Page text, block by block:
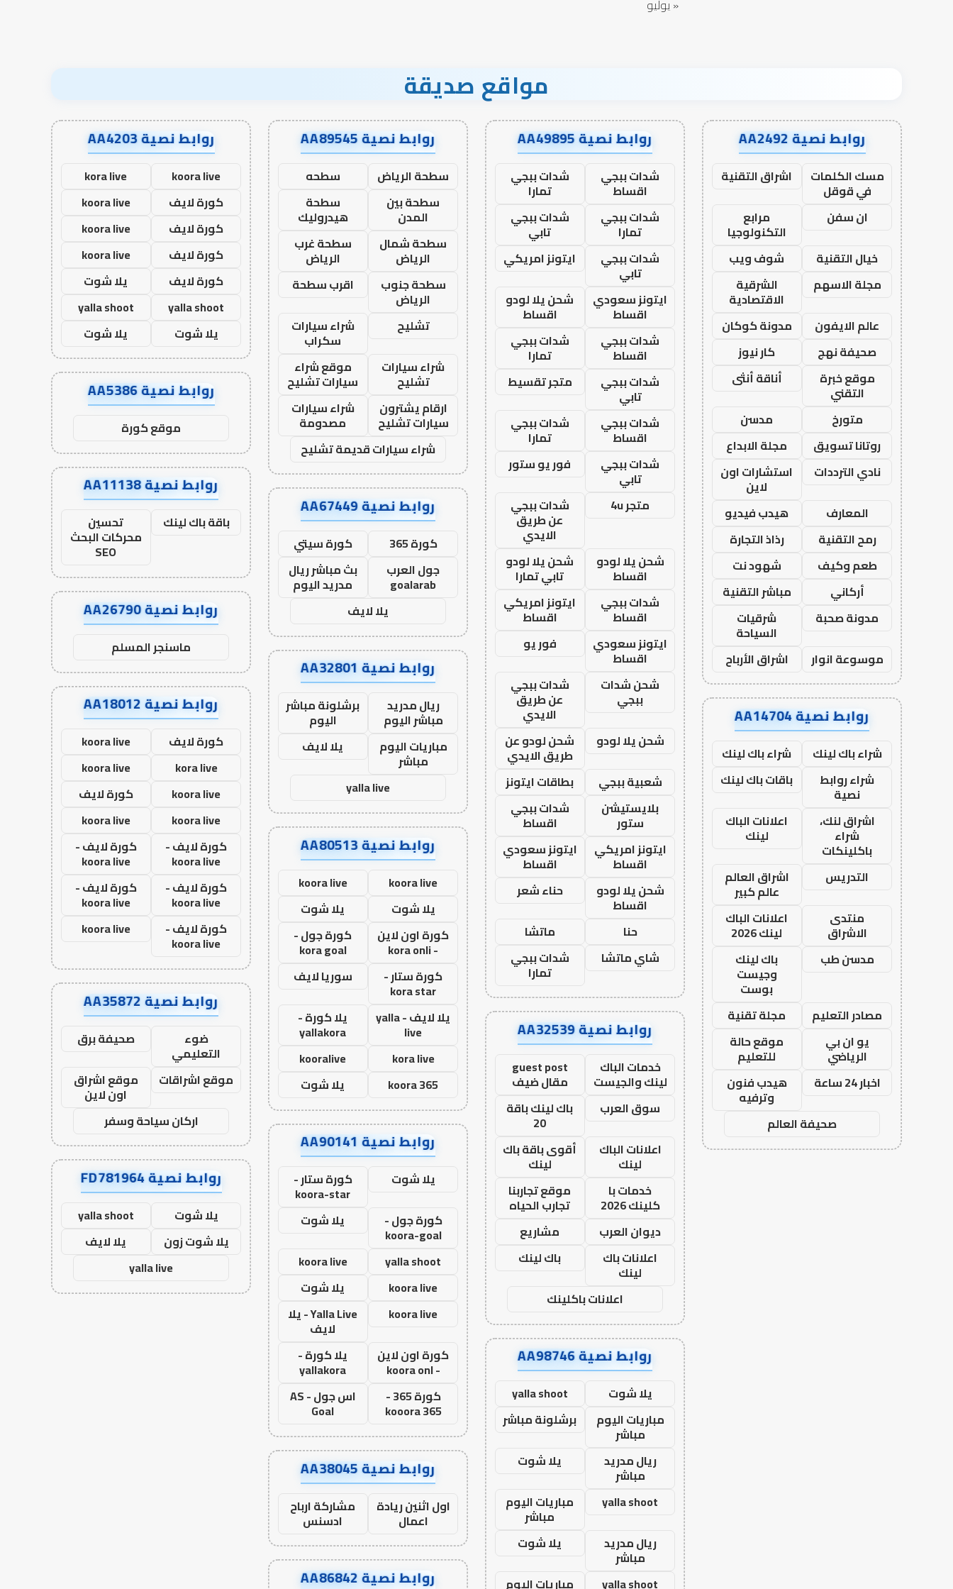
« يوليو
مواقع صديقة
روابط نصية AA2492
مسك الكلمات
في قوقل
اشراق التقنية
ان سفن
مرابع
التكنولوجيا
خيال التقنية
شوف ويب
مجلة الاسهم
الشرقية
الاقتصادية
عالم الايفون
مدونة كوكان
صحيفة نهج
كار نيوز
موقع خبرة
التقني
أناقة أنثى
متورخ
مدسن
روتانا تسويق
مجلة الابداع
نادي الترددات
استشارات اون
لاين
المعارف
هيدب فيديو
رمح التقنية
رذاذ التجارة
طعم وكيف
شهود نت
أركاني
مباشر التقنية
مدونة صحبة
شرقيات
السياحة
موسوعة انوار
اشراق الأرباح
روابط نصية AA14704
شراء باك لينك
شراء باك لينك
شراء روابط
نصية
باقات باك لينك
اشراق لنك،
شراء
باكلينكات
اعلانات الباك
لينك
التدريس
اشراق العالم
عالم كبير
منتدى
الاشراق
اعلانات الباك
لينك 2026
مدسن طب
باك لينك
وجيست
بوست
مصادر التعليم
مجلة تقنية
يو ان بي
الرياضي
موقع حالة
للتعليم
اخبار 24 ساعة
هيدب فنون
وترفيه
صحيفة العالم
روابط نصية AA49895
شدات ببجي
اقساط
شدات ببجي
تمارا
شدات ببجي
تمارا
شدات ببجي
تابي
شدات ببجي
تابي
ايتونز امريكي
ايتونز سعودي
اقساط
شحن يلا لودو
اقساط
شدات ببجي
اقساط
شدات ببجي
تمارا
شدات ببجي
تابي
متجر تقسيط
شدات ببجي
اقساط
شدات ببجي
تمارا
شدات ببجي
تابي
فور يو ستور
متجر 4u
شدات ببجي
عن طريق
الايدي
شحن يلا لودو
اقساط
شحن يلا لودو
تابي تمارا
شدات ببجي
اقساط
ايتونز امريكي
اقساط
ايتونز سعودي
اقساط
فور يو
شحن شدات
ببجي
شدات ببجي
عن طريق
الايدي
شحن يلا لودو
شحن لودو عن
طريق الايدي
شعبية ببجي
بطاقات ايتونز
بلايستيشن
ستور
شدات ببجي
اقساط
ايتونز امريكي
اقساط
ايتونز سعودي
اقساط
شحن يلا لودو
اقساط
حناء شعر
حنا
ماتشا
شاي ماتشا
شدات ببجي
تمارا
روابط نصية AA32539
خدمات الباك
لينك والجيست
guest post
مقال ضيف
سوق العرب
باك لينك باقة
20
اعلانات الباك
لينك
أقوى باقة باك
لينك
خدمات با
كلينك 2026
موقع تجاربنا
تجارب الحياه
ديوان العرب
مشاريع
اعلانات باك
لينك
باك لينك
اعلانات باكلينك
روابط نصية AA98746
يلا شوت
yalla shoot
مباريات اليوم
مباشر
برشلونة مباشر
ريال مدريد
مباشر
يلا شوت
yalla shoot
مباريات اليوم
مباشر
ريال مدريد
مباشر
يلا شوت
yalla shoot
مباريات اليوم
روابط نصية AA89545
سطحة الرياض
سطحه
سطحة بين
المدن
سطحة
هيدروليك
سطحة شمال
الرياض
سطحة غرب
الرياض
سطحة جنوب
الرياض
اقرب سطحة
تشليح
شراء سيارات
سكراب
شراء سيارات
تشليح
موقع شراء
سيارات تشليح
ارقام يشترون
سيارات تشليح
شراء سيارات
مصدومة
شراء سيارات قديمة تشليح
روابط نصية AA67449
كورة 365
كورة سيتي
جول العرب
goalarab
بث مباشر ريال
مدريد اليوم
يلا لايف
روابط نصية AA32801
ريال مدريد
مباشر اليوم
برشلونة مباشر
اليوم
مباريات اليوم
مباشر
يلا لايف
yalla live
روابط نصية AA80513
koora live
koora live
يلا شوت
يلا شوت
كورة اون لاين
- kora onli
كورة جول -
kora goal
كورة ستار -
kora star
سوريا لايف
يلا لايف - yalla
live
يلا كورة -
yallakora
kora live
kooralive
koora 365
يلا شوت
روابط نصية AA90141
يلا شوت كورة ستار -
koora-star
كورة جول -
koora-goal
يلا شوت
yalla shoot
koora live
koora live
يلا شوت
koora live
Yalla Live - يلا
لايف
كورة اون لاين
- koora onl
يلا كورة -
yallakora
كورة 365 -
kooora 365
اس جول - AS
Goal
روابط نصية AA38045
اول اثنين ريادة
اعمال
مشاركة ارباح
ادسنس
روابط نصية AA86842
روابط نصية AA4203
koora live
kora live
كورة لايف
koora live
كورة لايف
koora live
كورة لايف
koora live
كورة لايف
يلا شوت
yalla shoot
yalla shoot
يلا شوت
يلا شوت
روابط نصية AA5386
موقع كورة
روابط نصية AA11138
باقة باك لينك تحسين
محركات البحث
SEO
روابط نصية AA26790
ماسنجر المسلم
روابط نصية AA18012
كورة لايف
koora live
kora live
koora live
koora live
كورة لايف
koora live
koora live
كورة لايف -
koora live
كورة لايف -
koora live
كورة لايف -
koora live
كورة لايف -
koora live
كورة لايف -
koora live
koora live
روابط نصية AA35872
ضوء
التعليمي
صحيفة برق
موقع اشراقات
موقع اشراق
اون لاين
اركان سياحة وسفر
روابط نصية FD781964
يلا شوت
yalla shoot
يلا شوت زون
يلا لايف
yalla live